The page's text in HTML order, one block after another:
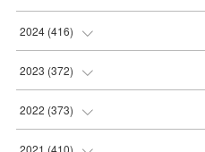
(36
(37
(42
(56
(37
(35
(36
2024 (416)
(38
(39
(38
2023 (372)
(31
(30
2022 (373)
(31
2021 (410)